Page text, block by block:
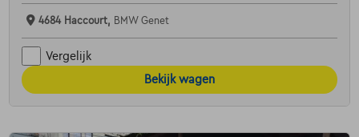
4684 Haccourt, BMW Genet
Vergelijk
Bekijk wagen